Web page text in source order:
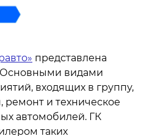
представлена
Основными видами
входящих в группу,
ремонт и техническое
автомобилей. ГК
таких